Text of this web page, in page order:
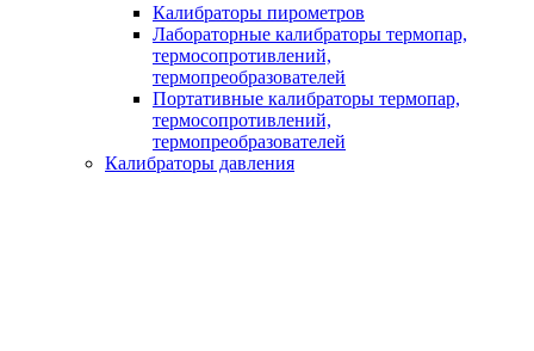
Калибраторы пирометров
Лабораторные калибраторы термопар,
термосопротивлений,
термопреобразователей
Портативные калибраторы термопар,
термосопротивлений,
термопреобразователей
Калибраторы давления